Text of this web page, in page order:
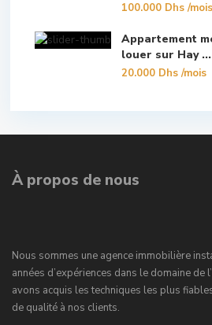
100.000 Dhs/mois
Appartement
louer sur Hay ...
20.000 Dhs/mois
À propos de nous
Nous sommes une agence immobilière
années d’expériences dans le domaine de
avons acquis les techniques les plus
de qualité à nos clients.